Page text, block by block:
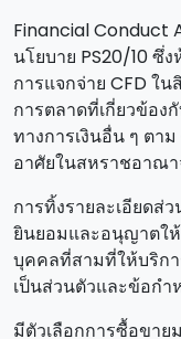
Financial Conduct
นโยบาย PS20/10 ซึ่
การแจกจ่าย CFD ใ
การตลาดที่เกี่ยวข้อง
ทางการเงินอื่น ๆ ตา
อาศัยในสหราชอาณา
การทิ้งรายละเอียด
ยินยอมและอนุญาตใ
บุคคลที่สามที่ให้บริก
เป็นส่วนตัวและข้อกํา
มีตัวเลือกการซื้อขาย